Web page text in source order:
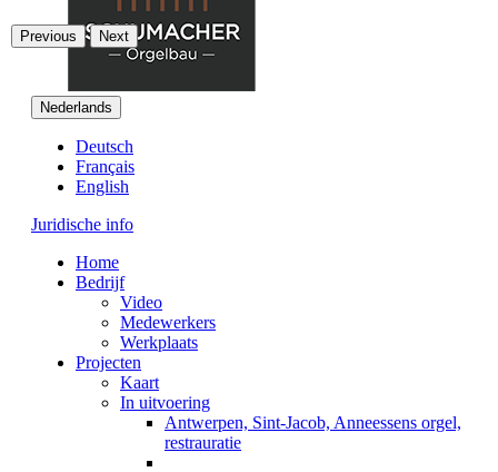
Nederlands
Deutsch
Français
English
Juridische info
Home
Bedrijf
Video
Medewerkers
Werkplaats
Projecten
Kaart
In uitvoering
Antwerpen, Sint-Jacob, Anneessens orgel,
restrauratie
Previous Next